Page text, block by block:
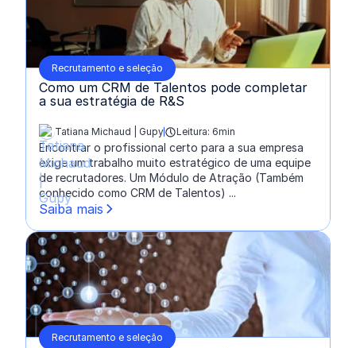
Recrutamento e seleção
Como um CRM de Talentos pode completar
a sua estratégia de R&S
escrito por:
Tatiana Michaud | Gupy Leitura: 6min
Encontrar o profissional certo para a sua empresa
exige um trabalho muito estratégico de uma equipe
de recrutadores. Um Módulo de Atração (Também
conhecido como CRM de Talentos) ...
Saiba mais
Recrutamento e seleção